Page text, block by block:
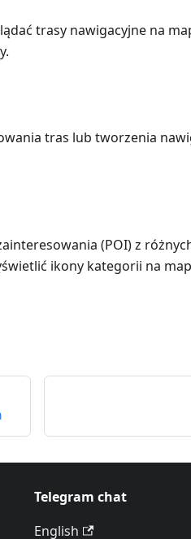
trasy nawigacyjne na
tras lub tworzenia
(POI) z
ikony kategorii na
Telegram chat
English